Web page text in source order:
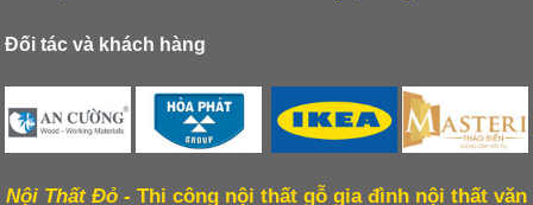
Đối tác và khách hàng
Nội Thất Đỏ - Thi công nội thất gỗ gia đình nội thất văn